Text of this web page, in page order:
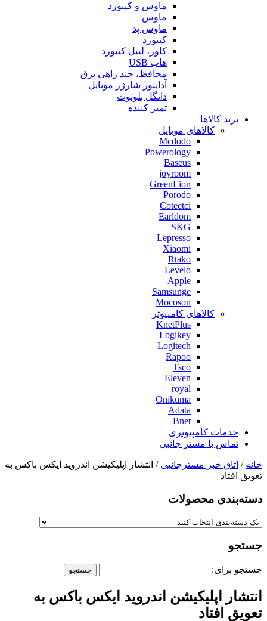
ماوس و کیبورد
ماوس
ماوس پد
کیبورد
کاور، لیبل کیبورد
هاب USB
محافظ، چند راهی برق
آداپتور شارژر موبایل
دانگل بلوتوث
تمیز کننده
برند کالاها
کالاهای موبایل
Mcdodo
Powerology
Baseus
joyroom
GreenLion
Porodo
Coteetci
Earldom
SKG
Lepresso
Xiaomi
Rtako
Levelo
Apple
Samsunge
Mocoson
کالاهای کامپیوتر
KnetPlus
Logikey
Logitech
Rapoo
Tsco
Eleven
royal
Onikuma
Adata
Bnet
خدمات کامپیوتری
تماس با مستر جانبی
خانه / اتاق خبر مسترجانبی / انتشار اپلیکیشن اندروید ایکس باکس به
تعویق افتاد
دسته‌بندی‌ محصولات
جستجو
جستجو برای:
انتشار اپلیکیشن اندروید ایکس باکس به
تعویق افتاد